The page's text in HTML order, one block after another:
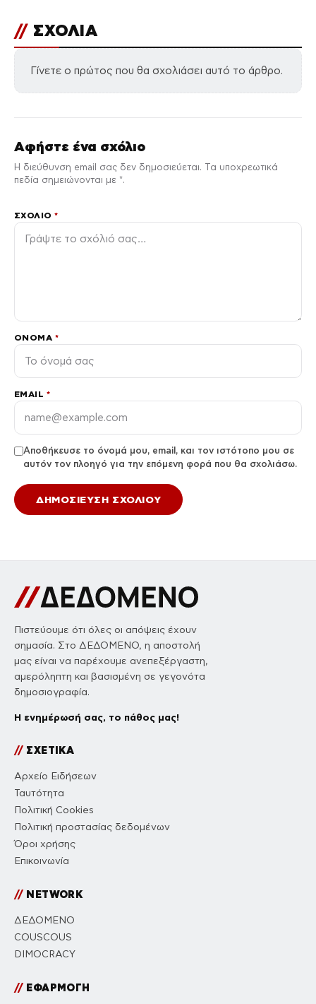
// ΣΧΟΛΙΑ
Γίνετε ο πρώτος που θα σχολιάσει αυτό το άρθρο.
Αφήστε ένα σχόλιο
Η διεύθυνση email σας δεν δημοσιεύεται. Τα υποχρεωτικά
πεδία σημειώνονται με *.
ΣΧΌΛΙΟ*
ΌΝΟΜΑ *
EMAIL *
Αποθήκευσε το όνομά μου, email, και τον ιστότοπο μου σε
αυτόν τον πλοηγό για την επόμενη φορά που θα σχολιάσω.
Πιστεύουμε ότι όλες οι απόψεις έχουν
σημασία. Στο ΔΕΔΟΜΕΝΟ, η αποστολή
μας είναι να παρέχουμε ανεπεξέργαστη,
αμερόληπτη και βασισμένη σε γεγονότα
δημοσιογραφία.
Η ενημέρωσή σας, το πάθος μας!
//ΣΧΕΤΙΚΑ
Αρχείο Ειδήσεων
Ταυτότητα
Πολιτική Cookies
Πολιτική προστασίας δεδομένων
Όροι χρήσης
Επικοινωνία
//NETWORK
ΔΕΔΟΜΕΝΟ
COUSCOUS
DIMOCRACY
//ΕΦΑΡΜΟΓΗ